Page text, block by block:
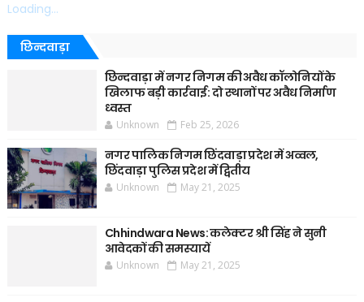
Loading...
छिन्दवाड़ा
छिन्दवाड़ा में नगर निगम की अवैध कॉलोनियों के
खिलाफ बड़ी कार्रवाई: दो स्थानों पर अवैध निर्माण
ध्वस्त
Unknown Feb 25, 2026
नगर पालिक निगम छिंदवाड़ा प्रदेश में अव्वल,
छिंदवाड़ा पुलिस प्रदेश में द्वितीय
Unknown May 21, 2025
Chhindwara News: कलेक्टर श्री सिंह ने सुनी
आवेदकों की समस्यायें
Unknown May 21, 2025